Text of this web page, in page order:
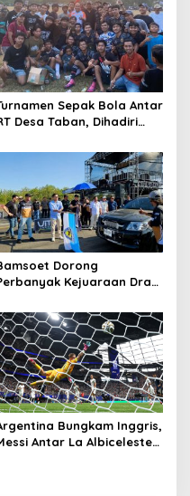
Sepak Bola Antar
Desa Taban, Dihadiri
001 Raih Kemenangan
Dorong
Kejuaraan Drag
2026 Jadi Ajang
Talenta Muda
Bungkam Inggris,
Antar La Albiceleste